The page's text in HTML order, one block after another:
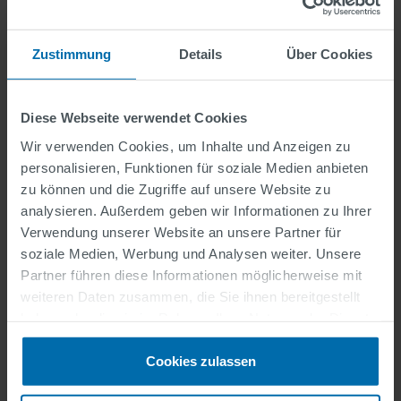
Zustimmung Details Über Cookies
Diese Webseite verwendet Cookies
Wir verwenden Cookies, um Inhalte und Anzeigen zu
personalisieren, Funktionen für soziale Medien anbieten
zu können und die Zugriffe auf unsere Website zu
analysieren. Außerdem geben wir Informationen zu Ihrer
Verwendung unserer Website an unsere Partner für
soziale Medien, Werbung und Analysen weiter. Unsere
Partner führen diese Informationen möglicherweise mit
weiteren Daten zusammen, die Sie ihnen bereitgestellt
gesammelt haben.
Cookies zulassen
Job Rotation
Program